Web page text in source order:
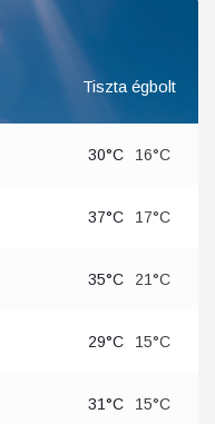
Tiszta égbolt
30°C 16°C
37°C 17°C
35°C 21°C
29°C 15°C
31°C 15°C